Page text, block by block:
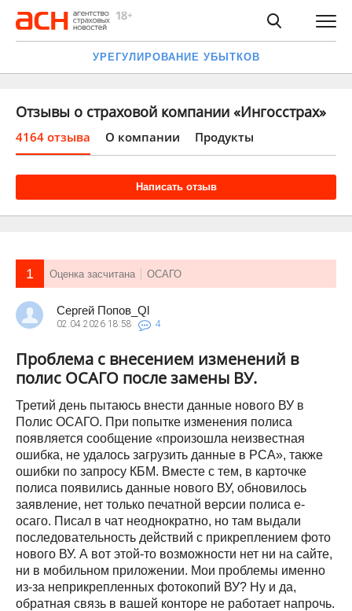
УРЕГУЛИРОВАНИЕ УБЫТКОВ
Отзывы о страховой компании «Ингосстрах»
4164 отзыва О компании Продукты
Написать отзыв
1 Оценка засчитана ОСАГО
Сергей Попов_Ql
02.04.2026 18:58 4
Проблема с внесением изменений в
полис ОСАГО после замены ВУ.
Третий день пытаюсь внести данные нового ВУ в
Полис ОСАГО. При попытке изменения полиса
появляется сообщение «произошла неизвестная
ошибка, не удалось загрузить данные в РСА», также
ошибки по запросу КБМ. Вместе с тем, в карточке
полиса появились данные нового ВУ, обновилось
заявление, нет только печатной версии полиса е-
осаго. Писал в чат неоднократно, но там выдали
последовательность действий с прикреплением фото
нового ВУ. А вот этой-то возможности нет ни на сайте,
ни в мобильном приложении. Мои проблемы именно
из-за неприкрепленных фотокопий ВУ? Ну и да,
обратная связь в вашей конторе не работает напрочь.